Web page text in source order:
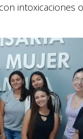
intoxicaciones